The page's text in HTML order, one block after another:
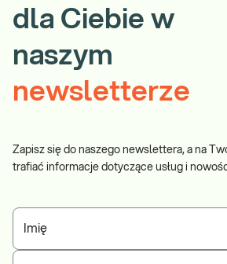
dla Ciebie w
naszym
newsletterze
Zapisz się do naszego newslettera, a na
trafiać informacje dotyczące usług i
Imię